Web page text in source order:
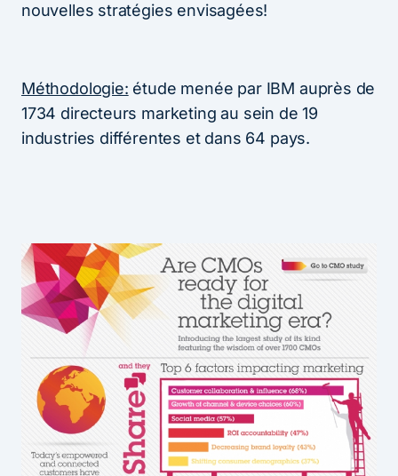
nouvelles stratégies envisagées!
Méthodologie: étude menée par IBM auprès de
1734 directeurs marketing au sein de 19
industries différentes et dans 64 pays.